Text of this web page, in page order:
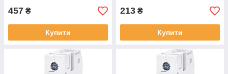
457 ₴
Купити
213 ₴
Купити